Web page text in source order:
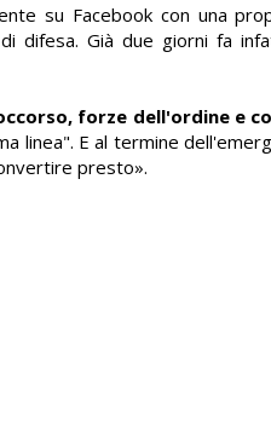
su Facebook con una
difesa. Già due giorni fa
forze dell'ordine e
linea". E al termine
presto».